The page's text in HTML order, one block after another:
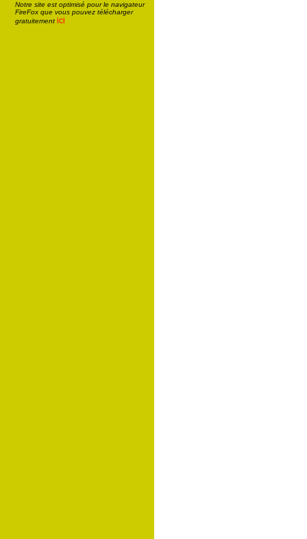
Notre site est optimisé pour le navigateur
FireFox que vous pouvez télécharger
gratuitement ici